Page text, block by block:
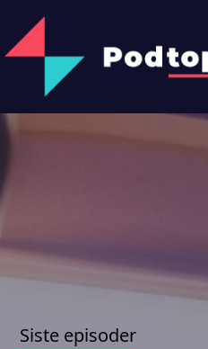
Siste episoder